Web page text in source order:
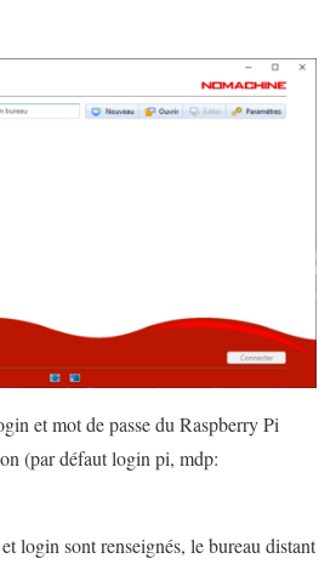
et mot de passe du Raspberry Pi
(par défaut login pi, mdp:
login sont renseignés, le bureau distant